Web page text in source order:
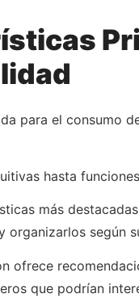
para el consumo
hasta
más
organizarlos según
ofrece
que podrían